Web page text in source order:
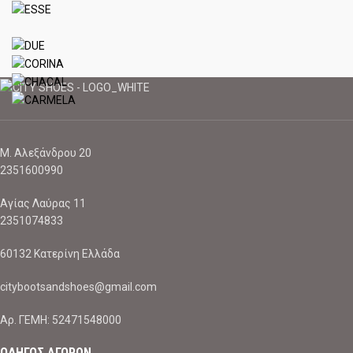
Μ. Αλεξάνδρου 20
2351600990
Αγίας Λαύρας 11
2351074833
60132 Κατερίνη Ελλάδα
citybootsandshoes@gmail.com
Aρ. ΓΕΜΗ: 52471548000